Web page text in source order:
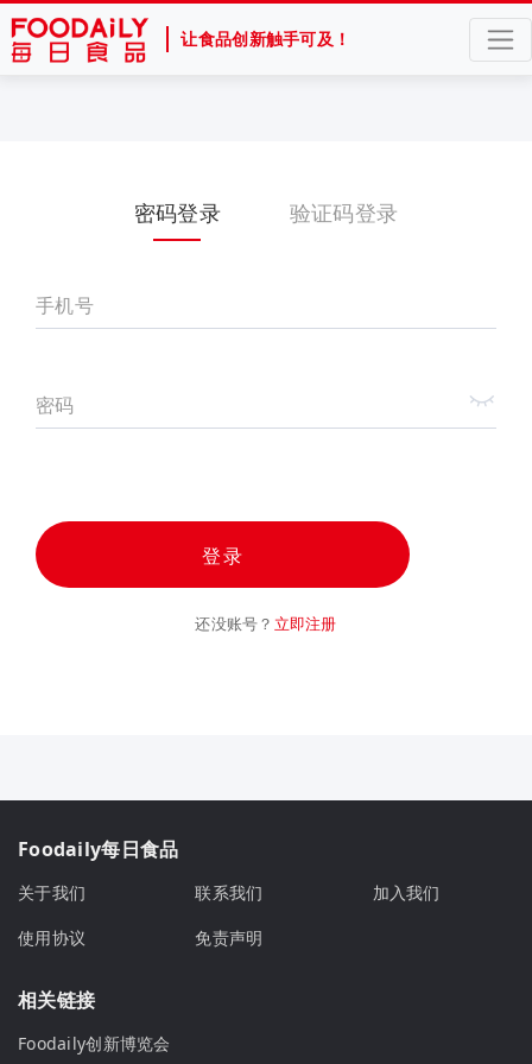
让食品创新触手可及！
密码登录 验证码登录
手机号
密码
登录
还没账号？ 立即注册
Foodaily每日食品
关于我们 联系我们
加入我们
使用协议
免责声明
相关链接
Foodaily创新博览会